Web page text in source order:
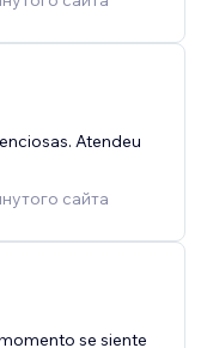
Atendeu
сайта
se siente